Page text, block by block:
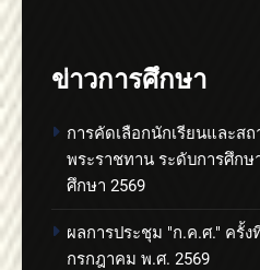
ข่าวการศึกษา
การคัดเลือกนักเรียนและสถ
พระราชทาน ระดับการศึก
ศึกษา 2569
ผลการประชุม "ก.ค.ศ." ครั้
กรกฎาคม พ.ศ. 2569